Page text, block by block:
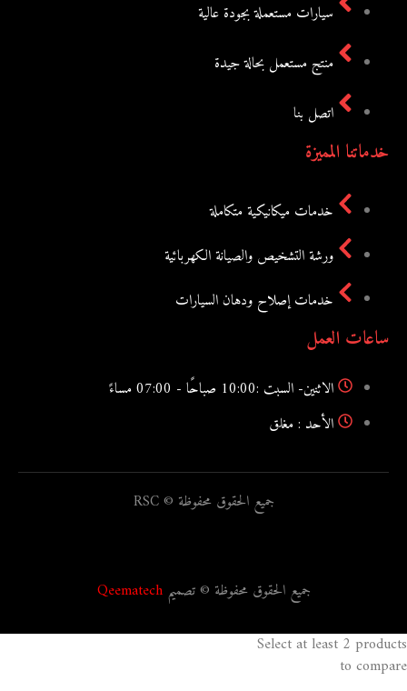
سيارات مستعملة بجودة عالية
منتج مستعمل بحالة جيدة
اتصل بنا
خدماتنا المميزة
خدمات ميكانيكية متكاملة
ورشة التشخيص والصيانة الكهربائية
خدمات إصلاح ودهان السيارات
ساعات العمل
الاثنين- السبت :10:00 صباحًا - 07:00 مساءً
الأحد : مغلق
جميع الحقوق محفوظة © RSC
جميع الحقوق محفوظة © تصميمQeematech
Select at least 2 products
to compare